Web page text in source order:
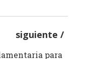
siguiente
para